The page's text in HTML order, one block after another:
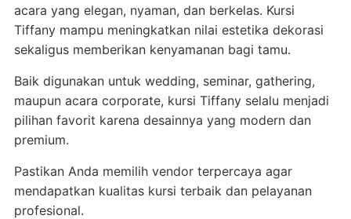
acara yang elegan, nyaman, dan berkelas. Kursi
Tiffany mampu meningkatkan nilai estetika dekorasi
sekaligus memberikan kenyamanan bagi tamu.
Baik digunakan untuk wedding, seminar, gathering,
maupun acara corporate, kursi Tiffany selalu menjadi
pilihan favorit karena desainnya yang modern dan
premium.
Pastikan Anda memilih vendor terpercaya agar
mendapatkan kualitas kursi terbaik dan pelayanan
profesional.